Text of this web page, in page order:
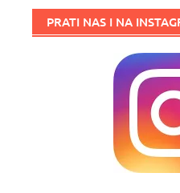
PRATI NAS I NA